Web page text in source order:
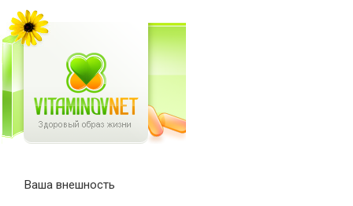
Ваша внешность